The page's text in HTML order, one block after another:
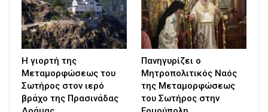
Η γιορτή της
Μεταμορφώσεως του
Σωτήρος στον ιερό
βράχο της Πρασινάδας
Πανηγυρίζει ο
Μητροπολιτικός Ναός
της Μεταμορφώσεως
του Σωτήρος στην